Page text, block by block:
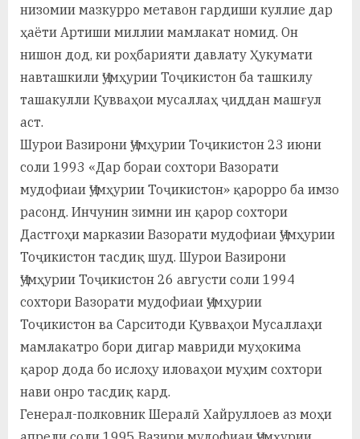
низомии мазкурро метавон гардиши куллие дар
ҳаёти Артиши миллии мамлакат номид. Он
нишон дод, ки роҳбарияти давлату Ҳукумати
навташкили Ҷумҳурии Тоҷикистон ба ташкилу
ташакулли Қувваҳои мусаллаҳ ҷиддан машғул
аст.
Шурои Вазирони Ҷумҳурии Тоҷикистон 23 июни
соли 1993 «Дар бораи сохтори Вазорати
мудофиаи Ҷумҳурии Тоҷикистон» қарорро ба имзо
расонд. Инчунин зимни ин қарор сохтори
Дастгоҳи марказии Вазорати мудофиаи Ҷумҳурии
Тоҷикистон тасдиқ шуд. Шурои Вазирони
Ҷумҳурии Тоҷикистон 26 августи соли 1994
сохтори Вазорати мудофиаи Ҷумҳурии
Тоҷикистон ва Сарситоди Қувваҳои Мусаллаҳи
мамлакатро бори дигар мавриди муҳокима
қарор дода бо ислоҳу иловаҳои муҳим сохтори
нави онро тасдиқ кард.
Генерал-полковник Шералӣ Хайруллоев аз моҳи